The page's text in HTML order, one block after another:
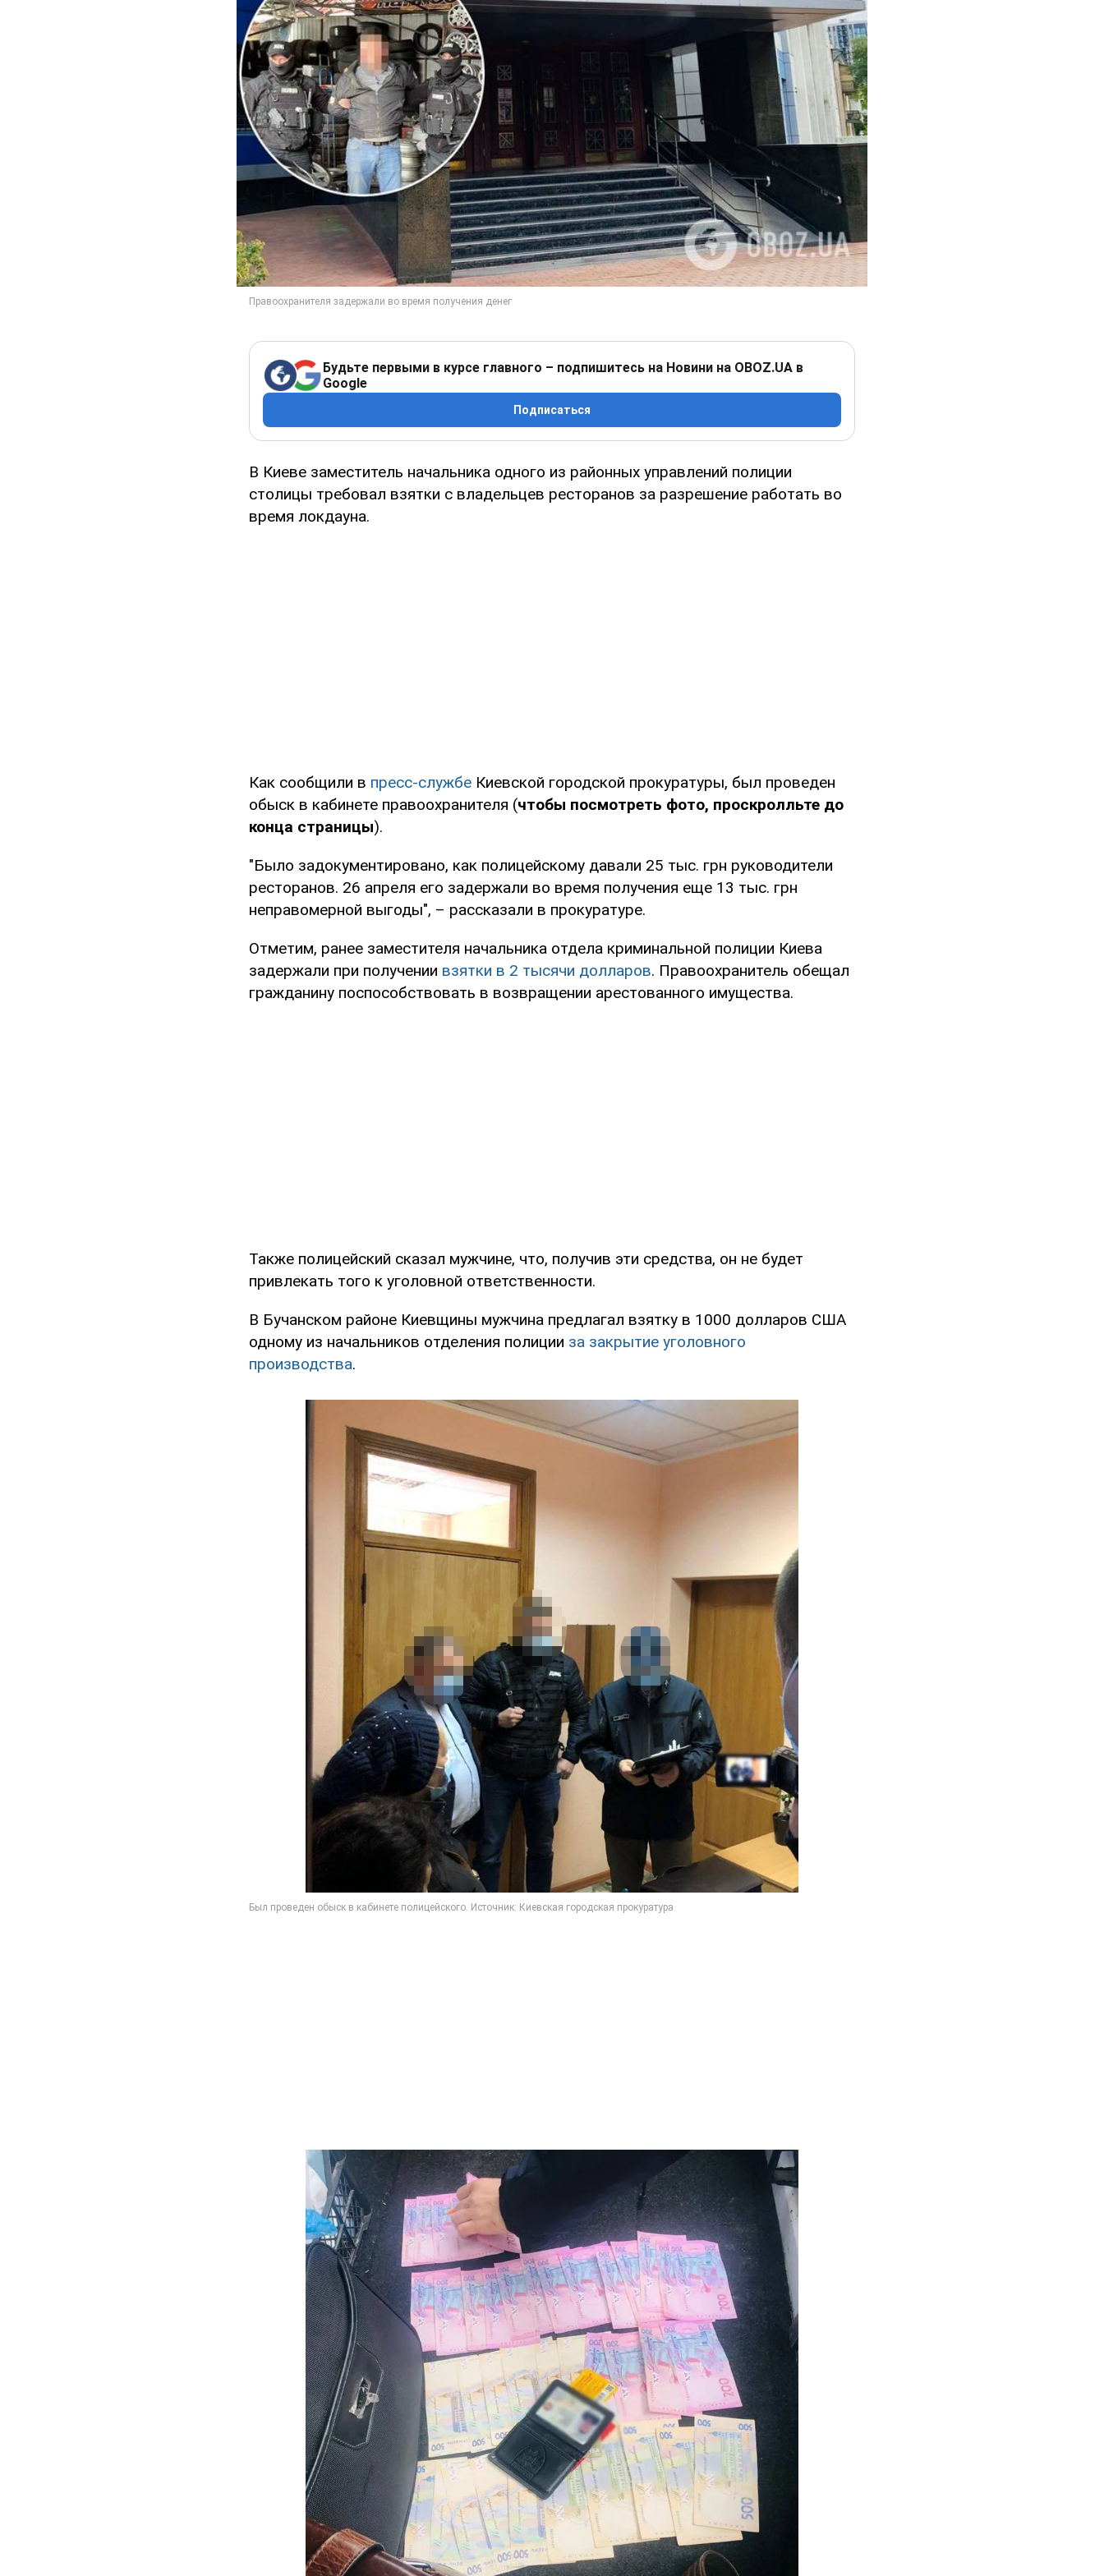
Будьте первыми в курсе главного – подпишитесь на Новини на OBOZ.UA в
Google
Подписаться
В Киеве заместитель начальника одного из районных управлений полиции
столицы требовал взятки с владельцев ресторанов за разрешение работать во
время локдауна.
Как сообщили в пресс-службе Киевской городской прокуратуры, был проведен
обыск в кабинете правоохранителя (чтобы посмотреть фото, проскролльте до
конца страницы).
"Было задокументировано, как полицейскому давали 25 тыс. грн руководители
ресторанов. 26 апреля его задержали во время получения еще 13 тыс. грн
неправомерной выгоды", – рассказали в прокуратуре.
Отметим, ранее заместителя начальника отдела криминальной полиции Киева
задержали при получении взятки в 2 тысячи долларов. Правоохранитель обещал
гражданину поспособствовать в возвращении арестованного имущества.
Также полицейский сказал мужчине, что, получив эти средства, он не будет
привлекать того к уголовной ответственности.
В Бучанском районе Киевщины мужчина предлагал взятку в 1000 долларов США
одному из начальников отделения полиции за закрытие уголовного
производства.